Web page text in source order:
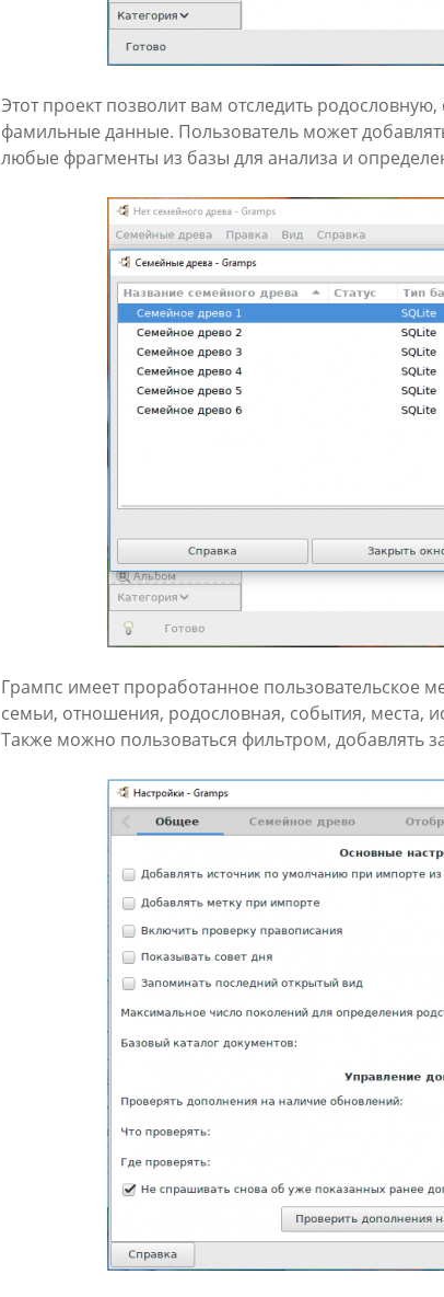
Этот проект позволит вам отследить
фамильные данные. Пользователь может
любые фрагменты из базы для анализа и
Грампс имеет проработанное пользовательское
семьи, отношения, родословная, события, места,
Также можно пользоваться фильтром, добавлять